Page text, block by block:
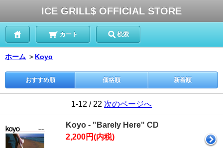
ICE GRILL$ OFFICIAL STORE
カート 検索
ホーム ＞ Koyo
おすすめ順 価格順 新着順
1-12 / 22 次のページへ
Koyo - "Barely Here" CD
2,200円(内税)